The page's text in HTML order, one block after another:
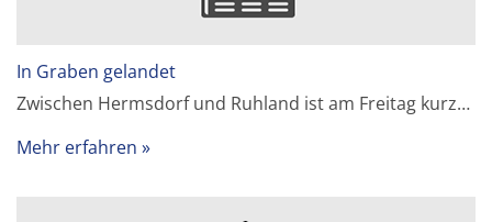
In Graben gelandet
Zwischen Hermsdorf und Ruhland ist am Freitag kurz…
Mehr erfahren